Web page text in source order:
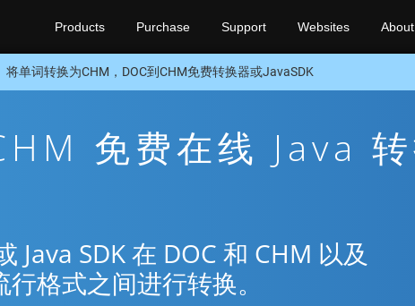
Products Purchase Support Websites About
将单词转换为CHM，DOC到CHM免费转换器或JavaSDK
免费在线 Java
Java SDK 在 DOC 和 CHM 以及
格式之间进行转换。